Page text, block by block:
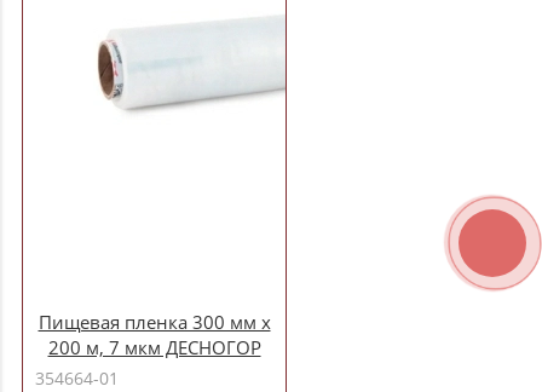
Пищевая пленка 300 мм х
200 м, 7 мкм ДЕСНОГОР
белая ОСОБО ПРОЧНАЯ
354664-01